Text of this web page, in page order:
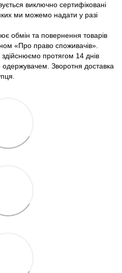
виключно сертифіковані
ми можемо надати у разі
обмін та повернення товарів
«Про право споживачів».
протягом 14 днів
Зворотня доставка